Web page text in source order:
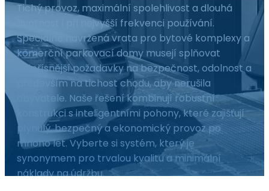
Tichý provoz, maximální spolehlivost a dlouhá
životnost i při nejvyšší frekvenci používání.
Speciálně navržená vrata pro bytové komplexy a
komerční parkovací domy musejí splňovat
nejpřísnější požadavky na bezpečnost, odolnost a
především na tichost chodu, aby nerušila
obyvatele. Naše řešení kombinují robustní
konstrukci s inteligentními pohony, které zajišťují
plynulý, bezpečný a ekonomický provoz po
mnoho let. Vyberte si systém, který je
synonymem pro trvalou kvalitu a minimální
náklady na údržbu.